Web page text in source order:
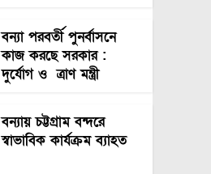
বন্যা পরবর্তী পুনর্বাসনে
কাজ করছে সরকার :
দুর্যোগ ও ত্রাণ মন্ত্রী
বন্যায় চট্টগ্রাম বন্দরে
স্বাভাবিক কার্যক্রম ব্যাহত